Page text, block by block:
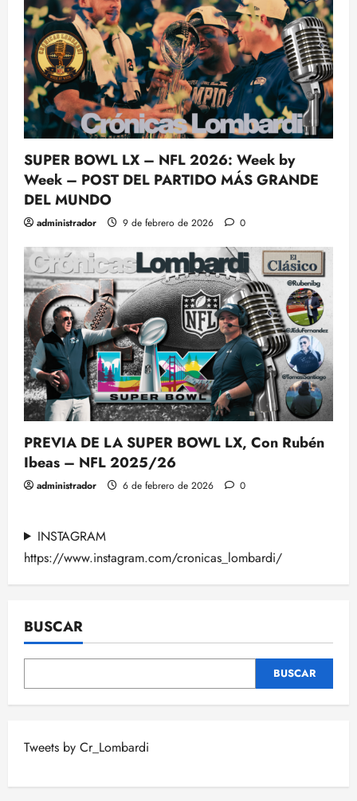
SUPER BOWL LX – NFL 2026: Week by
Week – POST DEL PARTIDO MÁS GRANDE
DEL MUNDO
administrador 9 de febrero de 2026 0
PREVIA DE LA SUPER BOWL LX, Con Rubén
Ibeas – NFL 2025/26
administrador 6 de febrero de 2026 0
INSTAGRAM
https://www.instagram.com/cronicas_lombardi/
BUSCAR
BUSCAR
Tweets by Cr_Lombardi